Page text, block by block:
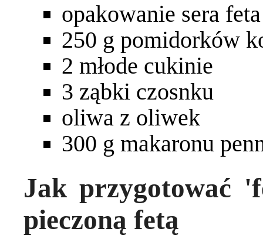
opakowanie sera feta
250 g pomidorków
2 młode cukinie
3 ząbki czosnku
oliwa z oliwek
300 g makaronu
Jak przygotować
pieczoną fetą